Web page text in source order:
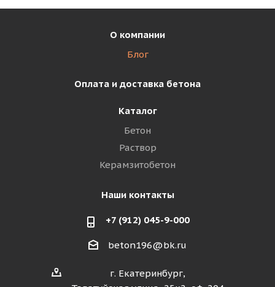
О компании
Блог
Оплата и доставка бетона
Каталог
Бетон
Раствор
Керамзитобетон
Наши контакты
+7 (912) 045-9-000
beton196@bk.ru
г. Екатеринбург,